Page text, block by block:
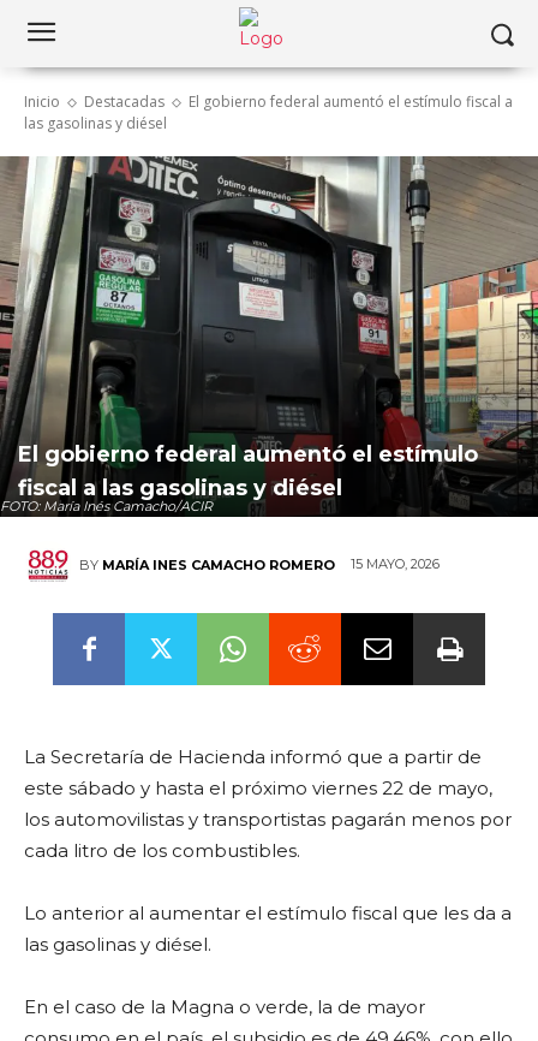
Inicio Destacadas
El gobierno federal aumentó el estímulo fiscal a
las gasolinas y diésel
FOTO: María Inés Camacho/ACIR
El gobierno federal aumentó el estímulo
fiscal a las gasolinas y diésel
BY MARÍA INES CAMACHO ROMERO 15 MAYO, 2026
La Secretaría de Hacienda informó que a partir de
este sábado y hasta el próximo viernes 22 de mayo,
los automovilistas y transportistas pagarán menos por
cada litro de los combustibles.
Lo anterior al aumentar el estímulo fiscal que les da a
las gasolinas y diésel.
En el caso de la Magna o verde, la de mayor